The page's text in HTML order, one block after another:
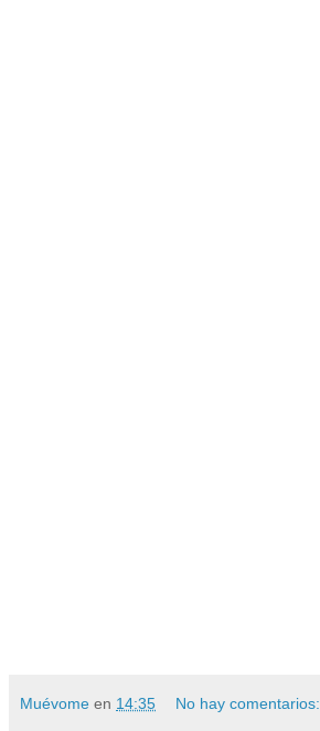
Muévome en 14:35 No hay comentarios: